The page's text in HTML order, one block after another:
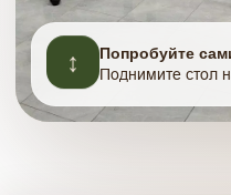
↕
Попробуйте
Поднимите стол